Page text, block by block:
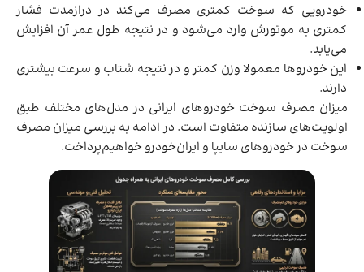
خودرویی که سوخت کمتری مصرف می‌کند در درازمدت فشار
کمتری به موتورش وارد می‌شود و در نتیجه طول عمر آن افزایش
می‌یابد.
این خودروها معمولا وزن کمتر و در نتیجه شتاب و سرعت بیشتری
دارند.
میزان مصرف سوخت خودروهای ایرانی در مدل‌های مختلف طبق
اولویت‌های سازنده متفاوت است. در ادامه به بررسی میزان مصرف
سوخت در خودروهای سایپا و ایران‌خودرو خواهیم‌پرداخت.